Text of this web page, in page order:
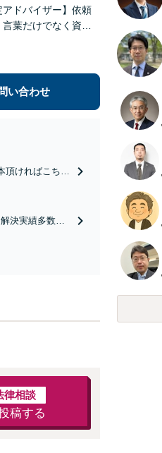
ドバイザー】依頼
葉だけでなく資料
い合わせ
頂ければこちら
決実績多数。
律相談
稿する